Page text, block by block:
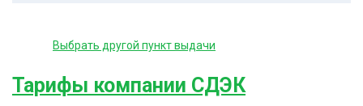
Выбрать другой пункт выдачи
Тарифы компании СДЭК